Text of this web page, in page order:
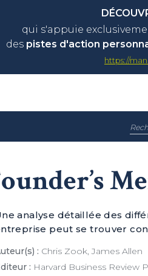
qui s'appuie
des pistes d'action
https://
analyse détaillée des
peut se trouver
: Chris Zook, James Allen
: Harvard Business Review